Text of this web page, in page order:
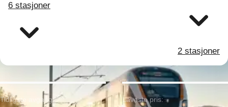
6 stasjoner
2 stasjoner
Tidligste avgang: Laveste pris: